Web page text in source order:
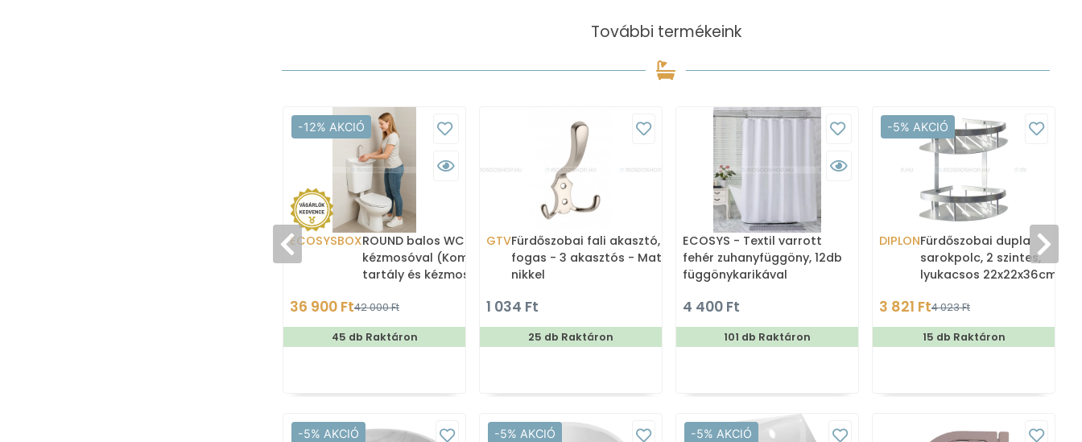
További termékeink
-12% AKCIÓ
ECOSYSBOXROUND balos WC tartály
kézmosóval (Kombi WC
tartály és kézmosó)
36 900 Ft42 000 Ft
45 db Raktáron
GTVFürdőszobai fali akasztó,
fogas - 3 akasztós - Matt
nikkel
1 034 Ft
25 db Raktáron
ECOSYS - Textil varrott
fehér zuhanyfüggöny, 12db
függönykarikával
4 400 Ft
101 db Raktáron
-5% AKCIÓ
DIPLONFürdőszobai dupla
sarokpolc, 2 szintes,
lyukacsos 22x22x36cm -
3 821 Ft4 023 Ft
15 db Raktáron
-5% AKCIÓ -5% AKCIÓ -5% AKCIÓ